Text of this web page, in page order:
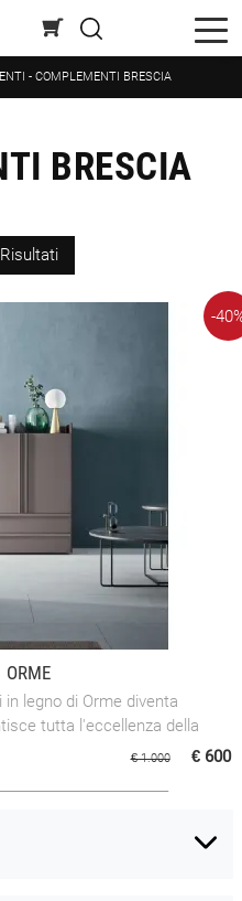
- COMPLEMENTI BRESCIA
BRESCIA
ORME
legno di Orme diventa
tutta l'eccellenza della
-
€ 1.000 € 600